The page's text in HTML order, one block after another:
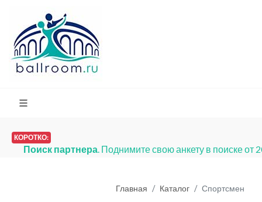
КОРОТКО:
Поиск партнера. Поднимите свою анкету в поиске от
Главная Каталог Спортсмен